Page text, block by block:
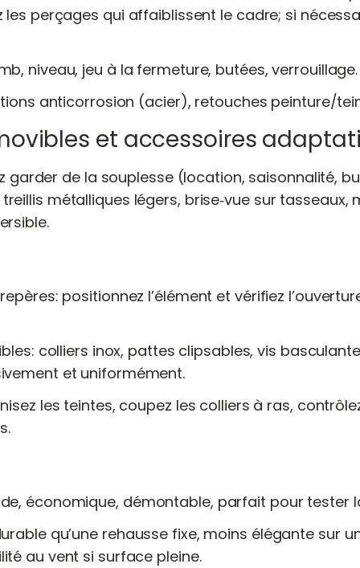
les perçages qui affaiblissent le cadre; si
niveau, jeu à la fermeture, butées, verrouillage.
anticorrosion (acier), retouches peinture/
et accessoires
garder de la souplesse (location, saisonnalité,
métalliques légers, brise‑vue sur tasseaux,
positionnez l’élément et vérifiez
colliers inox, pattes clipsables, vis
et uniformément.
les teintes, coupez les colliers à ras,
économique, démontable, parfait pour tester
qu’une rehausse fixe, moins élégante sur
au vent si surface pleine.